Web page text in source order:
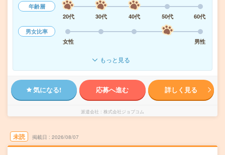
年齢層
20代
30代 40代 50代
60代
男女比率
女性
男性
もっと見る
気になる! 応募へ進む 詳しく見る
派遣会社 株式会社ジョブコム
未読 掲載日 2026/08/07